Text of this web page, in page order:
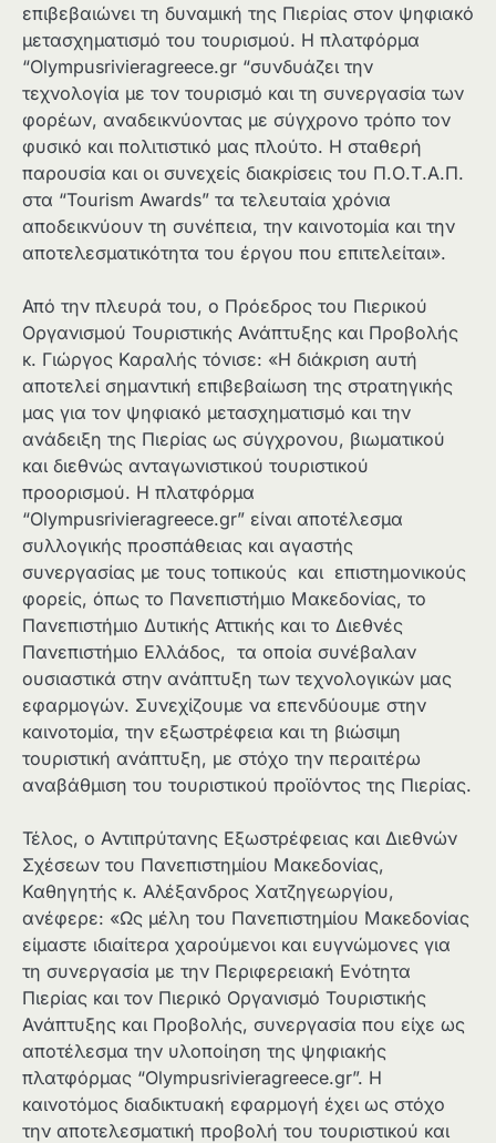
επιβεβαιώνει τη δυναμική της Πιερίας στον ψηφιακό
μετασχηματισμό του τουρισμού. Η πλατφόρμα
“Olympusrivieragreece.gr “συνδυάζει την
τεχνολογία με τον τουρισμό και τη συνεργασία των
φορέων, αναδεικνύοντας με σύγχρονο τρόπο τον
φυσικό και πολιτιστικό μας πλούτο. Η σταθερή
παρουσία και οι συνεχείς διακρίσεις του Π.Ο.Τ.Α.Π.
στα “Tourism Awards” τα τελευταία χρόνια
αποδεικνύουν τη συνέπεια, την καινοτομία και την
αποτελεσματικότητα του έργου που επιτελείται».
Από την πλευρά του, ο Πρόεδρος του Πιερικού
Οργανισμού Τουριστικής Ανάπτυξης και Προβολής
κ. Γιώργος Καραλής τόνισε: «Η διάκριση αυτή
αποτελεί σημαντική επιβεβαίωση της στρατηγικής
μας για τον ψηφιακό μετασχηματισμό και την
ανάδειξη της Πιερίας ως σύγχρονου, βιωματικού
και διεθνώς ανταγωνιστικού τουριστικού
προορισμού. Η πλατφόρμα
“Olympusrivieragreece.gr” είναι αποτέλεσμα
συλλογικής προσπάθειας και αγαστής
συνεργασίας με τους τοπικούς και επιστημονικούς
φορείς, όπως το Πανεπιστήμιο Μακεδονίας, το
Πανεπιστήμιο Δυτικής Αττικής και το Διεθνές
Πανεπιστήμιο Ελλάδος, τα οποία συνέβαλαν
ουσιαστικά στην ανάπτυξη των τεχνολογικών μας
εφαρμογών. Συνεχίζουμε να επενδύουμε στην
καινοτομία, την εξωστρέφεια και τη βιώσιμη
τουριστική ανάπτυξη, με στόχο την περαιτέρω
αναβάθμιση του τουριστικού προϊόντος της Πιερίας.
Τέλος, ο Αντιπρύτανης Εξωστρέφειας και Διεθνών
Σχέσεων του Πανεπιστημίου Μακεδονίας,
Καθηγητής κ. Αλέξανδρος Χατζηγεωργίου,
ανέφερε: «Ως μέλη του Πανεπιστημίου Μακεδονίας
είμαστε ιδιαίτερα χαρούμενοι και ευγνώμονες για
τη συνεργασία με την Περιφερειακή Ενότητα
Πιερίας και τον Πιερικό Οργανισμό Τουριστικής
Ανάπτυξης και Προβολής, συνεργασία που είχε ως
αποτέλεσμα την υλοποίηση της ψηφιακής
πλατφόρμας “Olympusrivieragreece.gr”. Η
καινοτόμος διαδικτυακή εφαρμογή έχει ως στόχο
την αποτελεσματική προβολή του τουριστικού και